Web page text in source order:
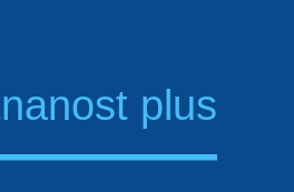
plus